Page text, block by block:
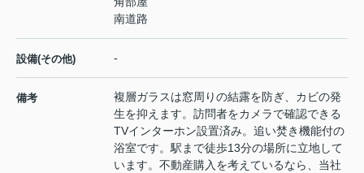
南道路
設備(その他) -
備考
複層ガラスは窓周りの結露を防ぎ、カビの発
生を抑えます。訪問者をカメラで確認できる
TVインターホン設置済み。追い焚き機能付の
浴室です。駅まで徒歩13分の場所に立地して
います。不動産購入を考えているなら、当社